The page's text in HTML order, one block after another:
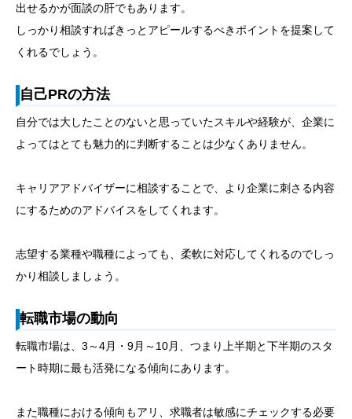
出せるかが面談の肝でもあります。
しっかり相談すればきっとアピールするべきポイントを提案して
くれるでしょう。
自己PRの方法
自分では大したことのないと思っていたスキルや経験が、企業に
よってはとても魅力的に判断することは少なくありません。
キャリアアドバイザーに相談することで、より企業に刺さる内容
にするためのアドバイスをしてくれます。
志望する業種や職種によっても、柔軟に対応してくれるのでしっ
かり相談しましょう。
転職市場の動向
転職市場は、3～4月・9月～10月、つまり上半期と下半期のスタ
ート時期に最も活発になる傾向にあります。
また職種における傾向もアリ、求職者は敏感にチェックする必要